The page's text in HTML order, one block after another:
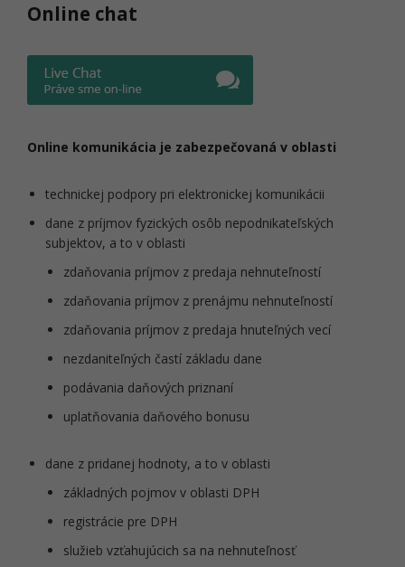
Online chat
Online komunikácia je zabezpečovaná v oblasti
technickej podpory pri elektronickej komunikácii
dane z príjmov fyzických osôb nepodnikateľských
subjektov, a to v oblasti
zdaňovania príjmov z predaja nehnuteľností
zdaňovania príjmov z prenájmu nehnuteľností
zdaňovania príjmov z predaja hnuteľných vecí
nezdaniteľných častí základu dane
podávania daňových priznaní
uplatňovania daňového bonusu
dane z pridanej hodnoty, a to v oblasti
základných pojmov v oblasti DPH
registrácie pre DPH
služieb vzťahujúcich sa na nehnuteľnosť